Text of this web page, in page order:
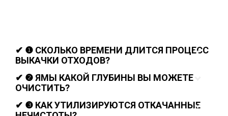
✔ ❶ СКОЛЬКО ВРЕМЕНИ ДЛИТСЯ ПРОЦЕСС
ВЫКАЧКИ ОТХОДОВ?
✔ ❷ ЯМЫ КАКОЙ ГЛУБИНЫ ВЫ МОЖЕТЕ
ОЧИСТИТЬ?
✔ ❸ КАК УТИЛИЗИРУЮТСЯ ОТКАЧАННЫЕ